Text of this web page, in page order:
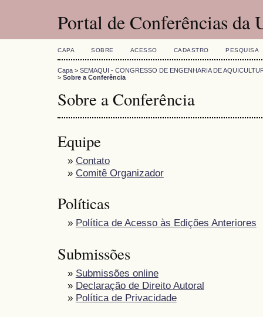
Portal de Conferências da
CAPA SOBRE ACESSO CADASTRO PESQUISA
Capa > SEMAQUI - CONGRESSO DE ENGENHARIA DE
> Sobre a Conferência
Sobre a Conferência
Equipe
» Contato
» Comitê Organizador
Políticas
» Política de Acesso às Edições Anteriores
Submissões
» Submissões online
» Declaração de Direito Autoral
» Política de Privacidade